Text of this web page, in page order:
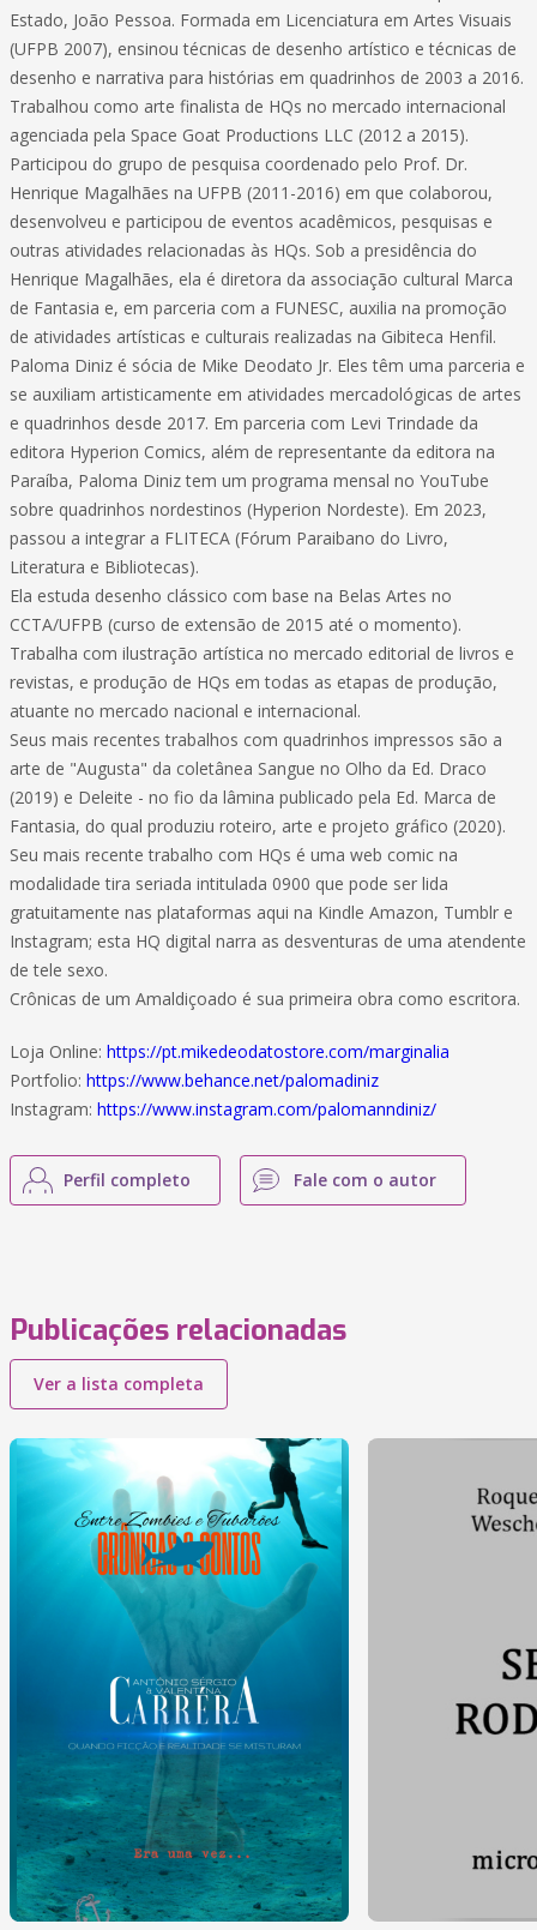
Estado, João Pessoa. Formada em Licenciatura em Artes Visuais
(UFPB 2007), ensinou técnicas de desenho artístico e técnicas de
desenho e narrativa para histórias em quadrinhos de 2003 a 2016.
Trabalhou como arte finalista de HQs no mercado internacional
agenciada pela Space Goat Productions LLC (2012 a 2015).
Participou do grupo de pesquisa coordenado pelo Prof. Dr.
Henrique Magalhães na UFPB (2011-2016) em que colaborou,
desenvolveu e participou de eventos acadêmicos, pesquisas e
outras atividades relacionadas às HQs. Sob a presidência do
Henrique Magalhães, ela é diretora da associação cultural Marca
de Fantasia e, em parceria com a FUNESC, auxilia na promoção
de atividades artísticas e culturais realizadas na Gibiteca Henfil.
Paloma Diniz é sócia de Mike Deodato Jr. Eles têm uma parceria e
se auxiliam artisticamente em atividades mercadológicas de artes
e quadrinhos desde 2017. Em parceria com Levi Trindade da
editora Hyperion Comics, além de representante da editora na
Paraíba, Paloma Diniz tem um programa mensal no YouTube
sobre quadrinhos nordestinos (Hyperion Nordeste). Em 2023,
passou a integrar a FLITECA (Fórum Paraibano do Livro,
Literatura e Bibliotecas).
Ela estuda desenho clássico com base na Belas Artes no
CCTA/UFPB (curso de extensão de 2015 até o momento).
Trabalha com ilustração artística no mercado editorial de livros e
revistas, e produção de HQs em todas as etapas de produção,
atuante no mercado nacional e internacional.
Seus mais recentes trabalhos com quadrinhos impressos são a
arte de "Augusta" da coletânea Sangue no Olho da Ed. Draco
(2019) e Deleite - no fio da lâmina publicado pela Ed. Marca de
Fantasia, do qual produziu roteiro, arte e projeto gráfico (2020).
Seu mais recente trabalho com HQs é uma web comic na
modalidade tira seriada intitulada 0900 que pode ser lida
gratuitamente nas plataformas aqui na Kindle Amazon, Tumblr e
Instagram; esta HQ digital narra as desventuras de uma atendente
de tele sexo.
Crônicas de um Amaldiçoado é sua primeira obra como escritora.
Loja Online: https://pt.mikedeodatostore.com/marginalia
Portfolio: https://www.behance.net/palomadiniz
Instagram: https://www.instagram.com/palomanndiniz/
Perfil completo Fale com o autor
Publicações relacionadas
Ver a lista completa